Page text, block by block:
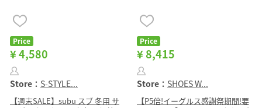
Price
¥ 4,580
Store： S-STYLE...
【週末SALE】subu スブ 冬用 サ
Price
¥ 8,415
Store： SHOES W...
【P5倍!イーグルス感謝祭期間!要